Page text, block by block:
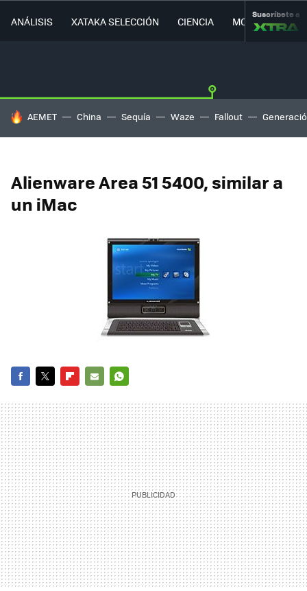
ANÁLISIS XATAKA SELECCIÓN CIENCIA MOVILIDAD
Suscríbete a
HOY SE HABLA DE
AEMET China Sequía Waze Fallout
Alienware Area 51 5400, similar a
un iMac
MAIL